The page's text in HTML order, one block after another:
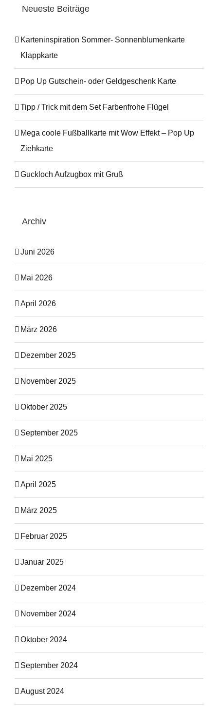
Neueste Beiträge
Karteninspiration Sommer- Sonnenblumenkarte
Klappkarte
Pop Up Gutschein- oder Geldgeschenk Karte
Tipp / Trick mit dem Set Farbenfrohe Flügel
Mega coole Fußballkarte mit Wow Effekt – Pop Up
Ziehkarte
Guckloch Aufzugbox mit Gruß
Archiv
Juni 2026
Mai 2026
April 2026
März 2026
Dezember 2025
November 2025
Oktober 2025
September 2025
Mai 2025
April 2025
März 2025
Februar 2025
Januar 2025
Dezember 2024
November 2024
Oktober 2024
September 2024
August 2024